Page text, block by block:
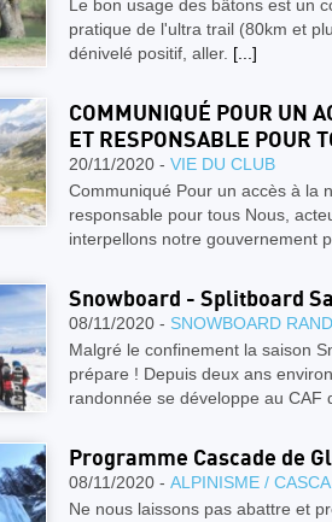
Le bon usage des bâtons est un
pratique de l'ultra trail (80km et
dénivelé positif, aller. [...]
COMMUNIQUÉ POUR UN
ET RESPONSABLE POUR
20/11/2020 - VIE DU CLUB
Communiqué Pour un accès à la
responsable pour tous Nous,
interpellons notre gouvernement
Snowboard - Splitboard
08/11/2020 - SNOWBOARD
Malgré le confinement la saison
prépare ! Depuis deux ans
randonnée se développe au CAF
Programme Cascade de
08/11/2020 - ALPINISME /
Ne nous laissons pas abattre et